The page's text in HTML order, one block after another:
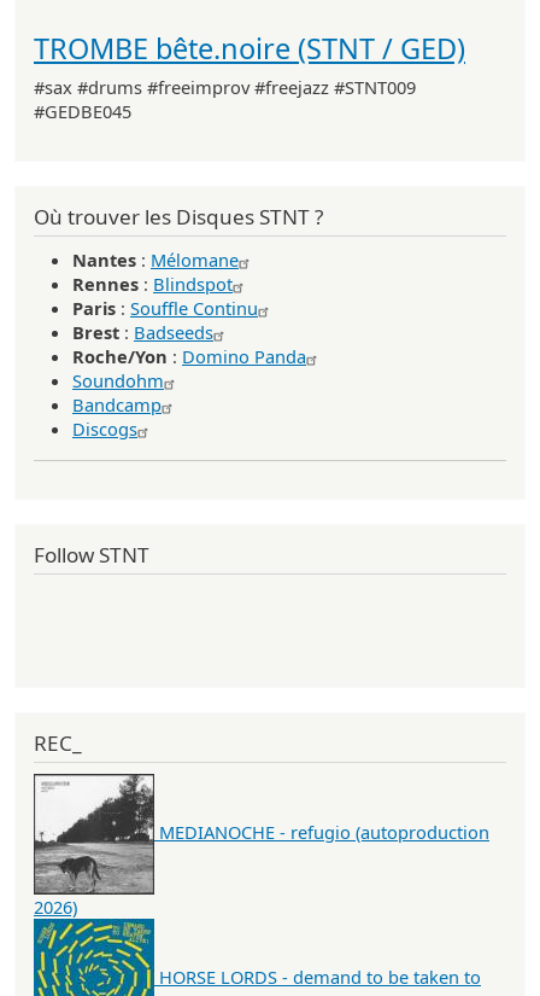
TROMBE bête.noire (STNT / GED)
#sax #drums #freeimprov #freejazz #STNT009
#GEDBE045
Où trouver les Disques STNT ?
Nantes : Mélomane
Rennes : Blindspot
Paris : Souffle Continu
Brest : Badseeds
Roche/Yon : Domino Panda
Soundohm
Bandcamp
Discogs
Follow STNT
REC_
MEDIANOCHE - refugio (autoproduction
2026)
HORSE LORDS - demand to be taken to